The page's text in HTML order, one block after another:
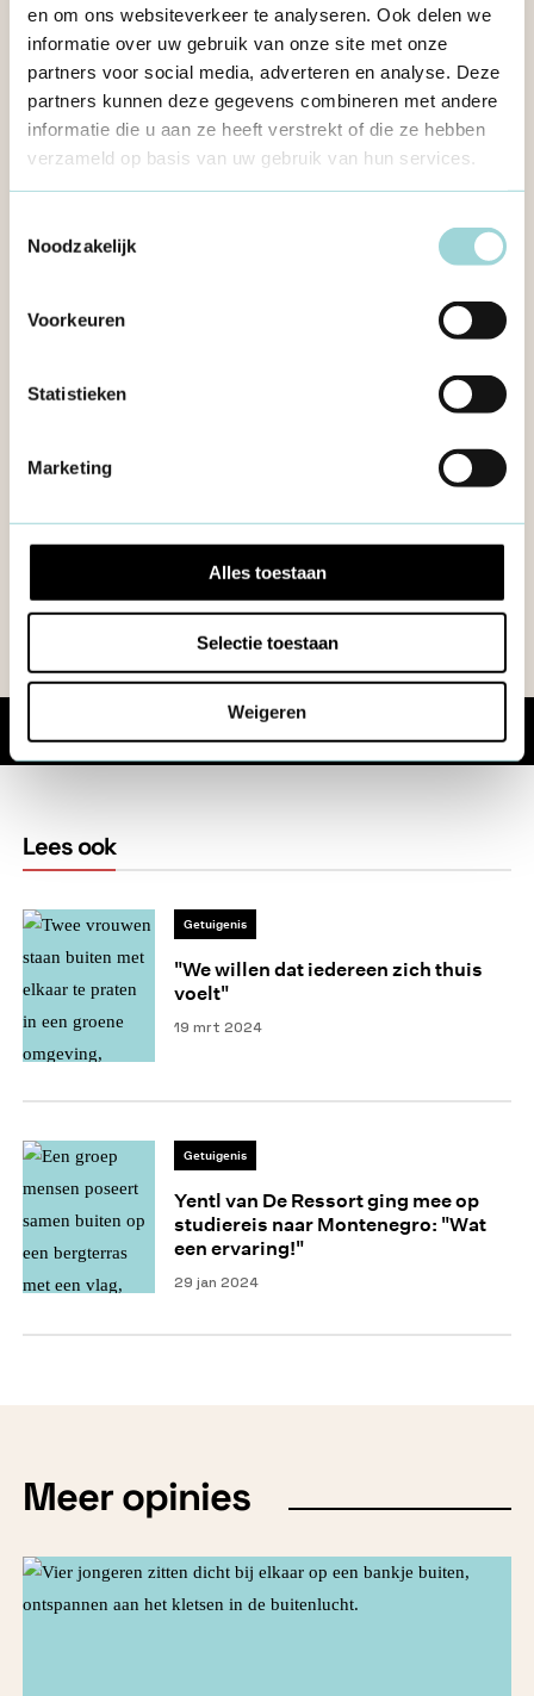
en om ons websiteverkeer te analyseren. Ook delen we
informatie over uw gebruik van onze site met onze
partners voor social media, adverteren en analyse. Deze
partners kunnen deze gegevens combineren met andere
informatie die u aan ze heeft verstrekt of die ze hebben
verzameld op basis van uw gebruik van hun services.
Noodzakelijk
Voorkeuren
Statistieken
Marketing
Alles toestaan
Selectie toestaan
Weigeren
maat van jeugdwerkers, per leeftijd, thema of niveau.
Illustratie: Flore Deman
Getuigenis uit 2020
Neem contact op:
De Wittestraat 2, 2600 Berchem
03 226 40 83
Bereikbaar op ma-vrij van 10-16u
Lees ook
Getuigenis
"We willen dat iedereen zich thuis
voelt"
19 mrt 2024
Getuigenis
Yentl van De Ressort ging mee op
studiereis naar Montenegro: "Wat
een ervaring!"
29 jan 2024
Meer opinies